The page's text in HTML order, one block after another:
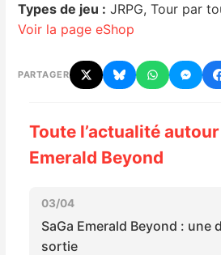
Autres tests
Previews
Précommandes
Précommandes jeux
Sorties de jeux
Types de jeu : JRPG, Tour par
Voir la page eShop
PARTAGER
Toute l’actualité autour
Emerald Beyond
03/04
SaGa Emerald Beyond : une
sortie